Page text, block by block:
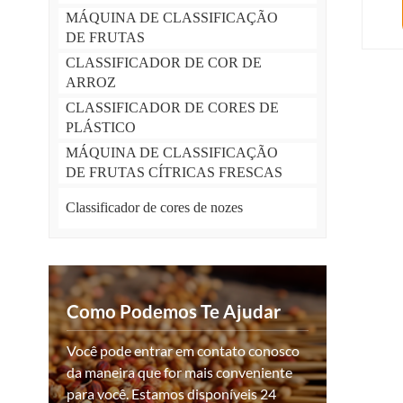
MÁQUINA DE CLASSIFICAÇÃO
DE FRUTAS
CLASSIFICADOR DE COR DE
ARROZ
CLASSIFICADOR DE CORES DE
PLÁSTICO
MÁQUINA DE CLASSIFICAÇÃO
DE FRUTAS CÍTRICAS FRESCAS
Classificador de cores de nozes
Como Podemos Te Ajudar
Você pode entrar em contato conosco
da maneira que for mais conveniente
para você. Estamos disponíveis 24